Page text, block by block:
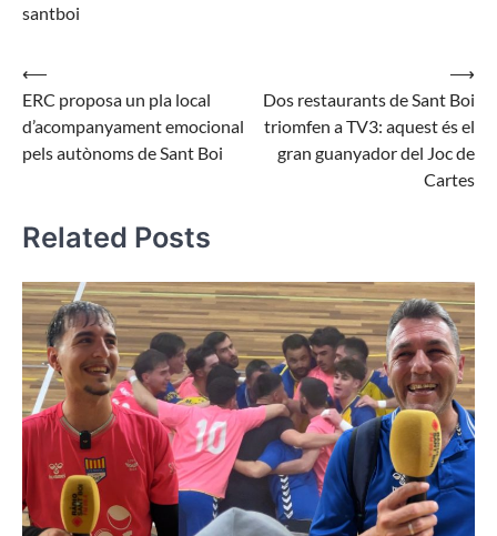
santboi
Navegació
d'entrades
⟵
ERC proposa un pla local
d’acompanyament emocional
pels autònoms de Sant Boi
Dos restaurants de Sant Boi
triomfen a TV3: aquest és el
gran guanyador del Joc de
Cartes
⟶
Related Posts